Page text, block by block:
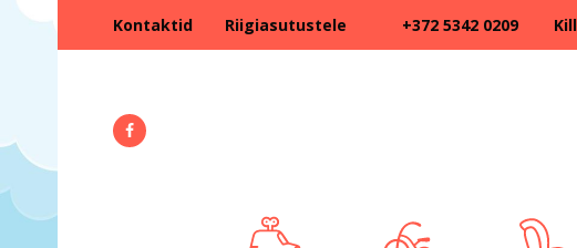
Kontaktid Riigiasutustele +372 5342 0209